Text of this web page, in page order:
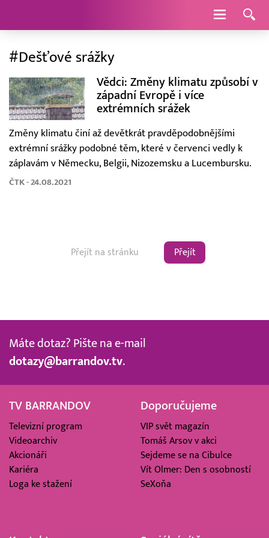
Navigace
#Dešťové srážky
Vědci: Změny klimatu způsobí v
západní Evropě i více
extrémních srážek
Změny klimatu činí až devětkrát pravděpodobnějšími
extrémní srážky podobné těm, které v červenci vedly k
záplavám v Německu, Belgii, Nizozemsku a Lucembursku.
ČTK - 24.08.2021
Přejít
Máte dotaz? Pište na e-mail
dotazy@barrandov.tv.
TV BARRANDOV
Televizní program
Videoarchiv
Akcionáři
Kariéra
Loga ke stažení
Doporučujeme
VIP svět magazín
Tomáš Arsov v akci
Sejdeme se na Cibulce
Vít Olmer: Den s osobností
SeXoňa